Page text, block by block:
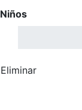
Niños
Eliminar